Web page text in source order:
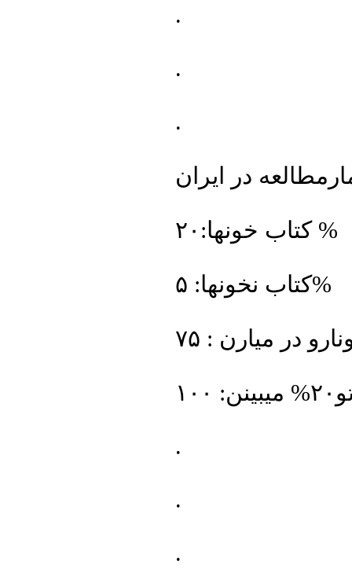
.
.
.
کتاب خونها:۲۰ %
کتاب نخونها: ۵%
.
.
.